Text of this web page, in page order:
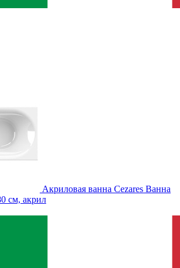
Акриловая ванна Cezares Ванна
см, акрил